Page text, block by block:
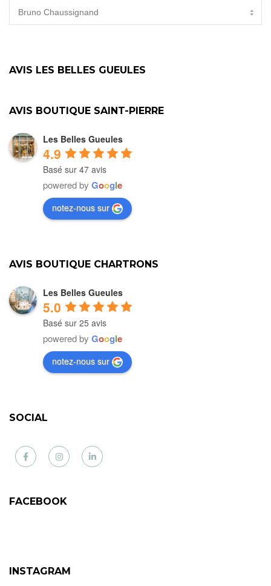
CATÉGORIES
AVIS LES BELLES GUEULES
AVIS BOUTIQUE SAINT-PIERRE
Les Belles Gueules
4.9
Basé sur 47 avis
powered by Google
notez-nous sur
AVIS BOUTIQUE CHARTRONS
Les Belles Gueules
5.0
Basé sur 25 avis
powered by Google
notez-nous sur
SOCIAL
Facebook Instagram LinkedIn
FACEBOOK
INSTAGRAM